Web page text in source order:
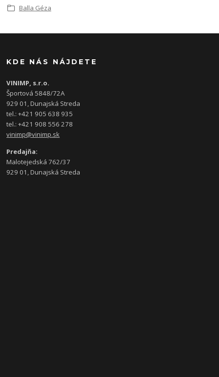
Balla Géza
KDE NÁS NÁJDETE
VINIMP, s.r.o.
Športová 5848/72A
929 01, Dunajská Streda
tel.: +421 905 638 935
tel.: +421 908 556 278
vinimp@vinimp.sk
Predajňa:
Malotejedská 762/37
929 01, Dunajská Streda